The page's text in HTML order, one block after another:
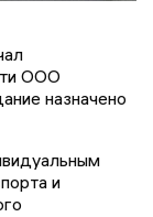
ООО
назначено
и